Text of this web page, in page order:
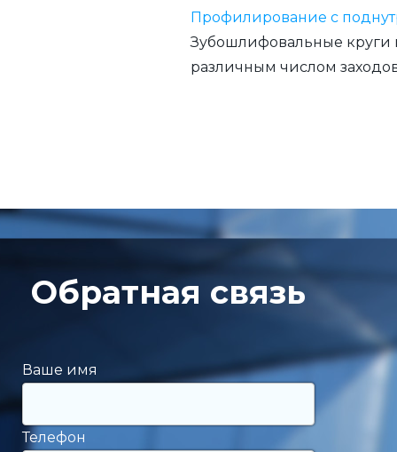
Профилирование с
Зубошлифовальные круги
различным числом
Обратная связь
Ваше имя
Телефон